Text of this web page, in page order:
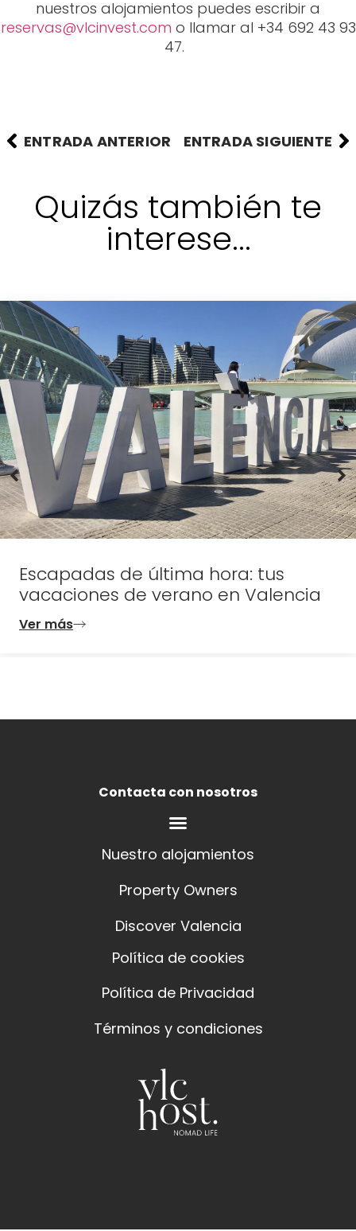
nuestros alojamientos puedes escribir a
reservas@vlcinvest.com o llamar al +34 692 43 93
47.
ENTRADA ANTERIOR ENTRADA SIGUIENTE
Quizás también te
interese...
Escapadas de última hora: tus
vacaciones de verano en Valencia
Ver más
Contacta con nosotros
Nuestro alojamientos
Property Owners
Discover Valencia
Política de cookies
Política de Privacidad
Términos y condiciones